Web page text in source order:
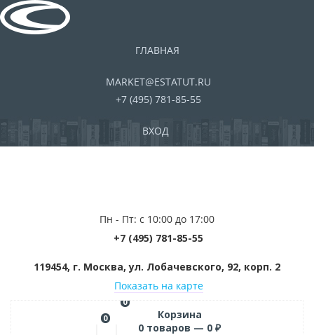
ГЛАВНАЯ
MARKET@ESTATUT.RU
+7 (495) 781-85-55
ВХОД
Пн - Пт: с 10:00 до 17:00
+7 (495) 781-85-55
119454, г. Москва, ул. Лобачевского, 92, корп. 2
Показать на карте
0
0
Корзина
0 товаров — 0 ₽